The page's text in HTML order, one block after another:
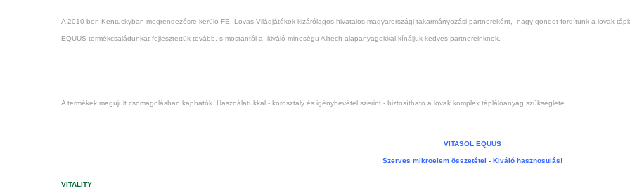
A 2010-ben Kentuckyban megrendezésre kerülo FEI Lovas Világjátékok kizárólagos hivatalos magyarországi takarmányozási partnereként, nagy gondot fordítunk a lovak
EQUUS termékcsaládunkat fejlesztettük tovább, s mostantól a kiváló minoségu Alltech alapanyagokkal kínáljuk kedves partnereinknek.
A termékek megújult csomagolásban kaphatók. Használatukkal - korosztály és igénybevétel szerint - biztosítható a lovak komplex táplálóanyag szükséglete.
VITASOL EQUUS
Szerves mikroelem összetétel - Kiváló hasznosulás!
VITALITY